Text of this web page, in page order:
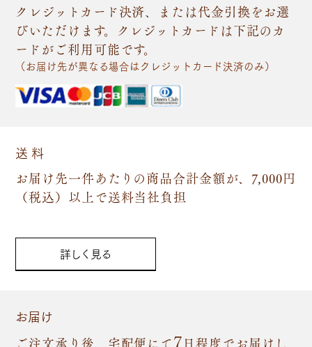
クレジットカード決済、または代金引換をお選
びいただけます。クレジットカードは下記のカ
ードがご利用可能です。
（お届け先が異なる場合はクレジットカード決済のみ）
送 料
お届け先一件あたりの商品合計金額が、7,000円
（税込）以上で送料当社負担
詳しく見る
お届け
ご注文承り後、宅配便にて7日程度でお届けし